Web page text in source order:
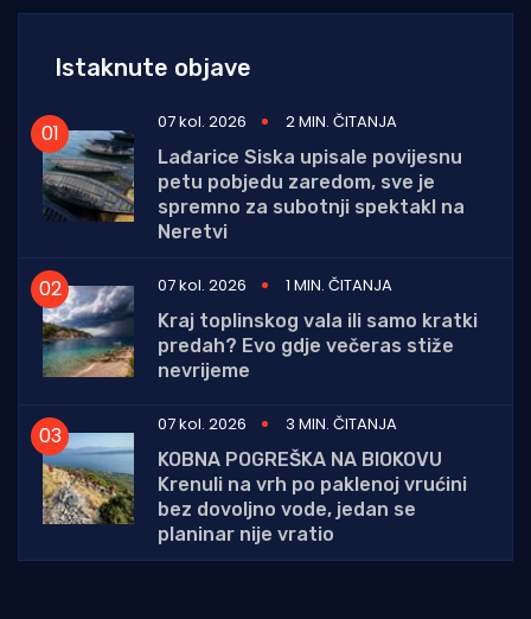
Istaknute objave
07 kol. 2026
2 MIN. ČITANJA
Lađarice Siska upisale povijesnu
petu pobjedu zaredom, sve je
spremno za subotnji spektakl na
Neretvi
07 kol. 2026
1 MIN. ČITANJA
Kraj toplinskog vala ili samo kratki
predah? Evo gdje večeras stiže
nevrijeme
07 kol. 2026
3 MIN. ČITANJA
KOBNA POGREŠKA NA BIOKOVU
Krenuli na vrh po paklenoj vrućini
bez dovoljno vode, jedan se
planinar nije vratio